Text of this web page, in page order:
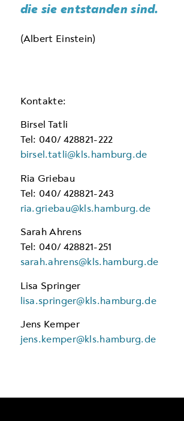
die sie entstanden sind.
(Albert Einstein)
Kontakte:
Birsel Tatli
Tel: 040/ 428821-222
birsel.tatli@kls.hamburg.de
Ria Griebau
Tel: 040/ 428821-243
ria.griebau@kls.hamburg.de
Sarah Ahrens
Tel: 040/ 428821-251
sarah.ahrens@kls.hamburg.de
Lisa Springer
lisa.springer@kls.hamburg.de
Jens Kemper
jens.kemper@kls.hamburg.de